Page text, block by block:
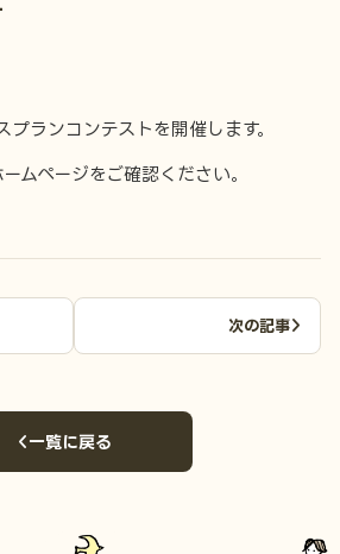
プランコンテストを開催します。
ムページをご確認ください。
次の記事
一覧に戻る